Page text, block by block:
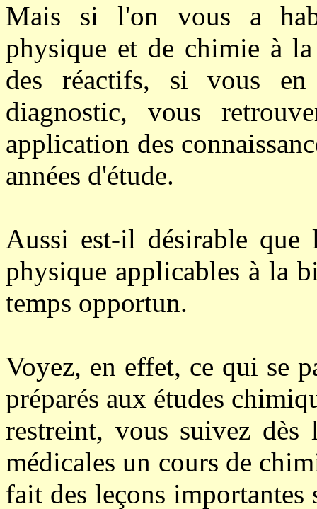
Mais si l'on vous a
physique et de chimie à
des réactifs, si vous
diagnostic, vous
application des
années d'étude.
Aussi est-il désirable
physique applicables à la
temps opportun.
Voyez, en effet, ce qui se
préparés aux études
restreint, vous suivez dès
médicales un cours de
fait des leçons importantes